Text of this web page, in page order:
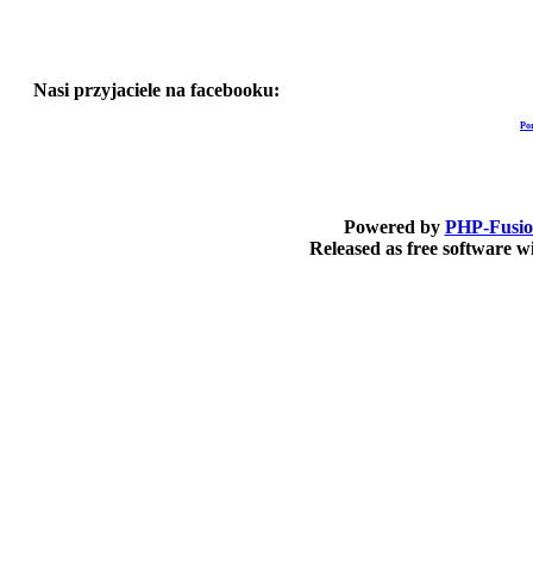
Nasi przyjaciele na facebooku:
Powered by PHP-
Released as free software